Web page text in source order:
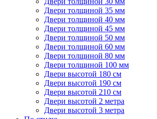
Двери толщиной 35 мм
Двери толщиной 40 мм
Двери толщиной 45 мм
Двери толщиной 50 мм
Двери толщиной 60 мм
Двери толщиной 80 мм
Двери толщиной 100 мм
Двери высотой 180 см
Двери высотой 190 см
Двери высотой 210 см
Двери высотой 2 метра
Двери высотой 3 метра